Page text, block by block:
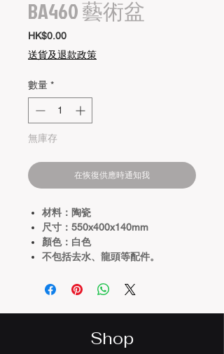
BA460 藝術盆
HK$0.00價
格
送貨及退款政策
數量 *
無庫存
在恢復供應時通知我
材料：陶瓷
尺寸：550x400x140mm
顏色：白色
不包括去水、龍頭等配件。
Shop